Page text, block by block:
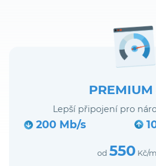
Lepší připojení pro
200 Mb/s
od 550 Kč/